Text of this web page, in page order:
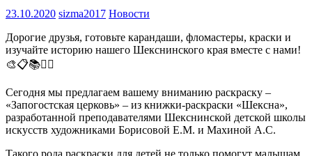
23.10.2020 sizma2017 Новости
Дорогие друзья, готовьте карандаши, фломастеры, краски и
изучайте историю нашего Шекснинского края вместе с нами!
🎨📋📚✍🏻
Сегодня мы предлагаем вашему вниманию раскраску –
«Запогостская церковь» – из книжки-раскраски «Шексна»,
разработанной преподавателями Шекснинской детской школы
искусств художниками Борисовой Е.М. и Махиной А.С.